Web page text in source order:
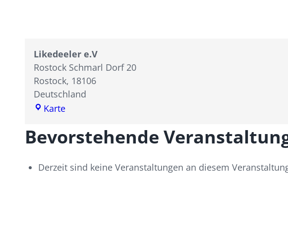
Likedeeler e.V
Rostock Schmarl Dorf 20
Rostock, 18106
Deutschland
KarteLikedeeler
Bevorstehende
Derzeit sind keine Veranstaltungen an diesem